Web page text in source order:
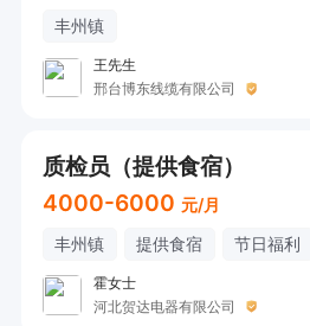
丰州镇
王先生
邢台博东线缆有限公司
质检员（提供食宿）
4000-6000 元/月
丰州镇 提供食宿 节日福利
霍女士
河北贺达电器有限公司